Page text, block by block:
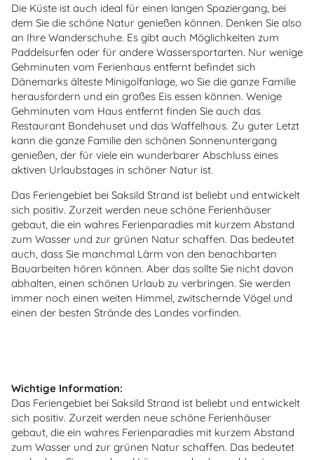
Die Küste ist auch ideal für einen langen Spaziergang, bei
dem Sie die schöne Natur genießen können. Denken Sie also
an Ihre Wanderschuhe. Es gibt auch Möglichkeiten zum
Paddelsurfen oder für andere Wassersportarten. Nur wenige
Gehminuten vom Ferienhaus entfernt befindet sich
Dänemarks älteste Minigolfanlage, wo Sie die ganze Familie
herausfordern und ein großes Eis essen können. Wenige
Gehminuten vom Haus entfernt finden Sie auch das
Restaurant Bondehuset und das Waffelhaus. Zu guter Letzt
kann die ganze Familie den schönen Sonnenuntergang
genießen, der für viele ein wunderbarer Abschluss eines
aktiven Urlaubstages in schöner Natur ist.
Das Feriengebiet bei Saksild Strand ist beliebt und entwickelt
sich positiv. Zurzeit werden neue schöne Ferienhäuser
gebaut, die ein wahres Ferienparadies mit kurzem Abstand
zum Wasser und zur grünen Natur schaffen. Das bedeutet
auch, dass Sie manchmal Lärm von den benachbarten
Bauarbeiten hören können. Aber das sollte Sie nicht davon
abhalten, einen schönen Urlaub zu verbringen. Sie werden
immer noch einen weiten Himmel, zwitschernde Vögel und
einen der besten Strände des Landes vorfinden.
Wichtige Information:
Das Feriengebiet bei Saksild Strand ist beliebt und entwickelt
sich positiv. Zurzeit werden neue schöne Ferienhäuser
gebaut, die ein wahres Ferienparadies mit kurzem Abstand
zum Wasser und zur grünen Natur schaffen. Das bedeutet